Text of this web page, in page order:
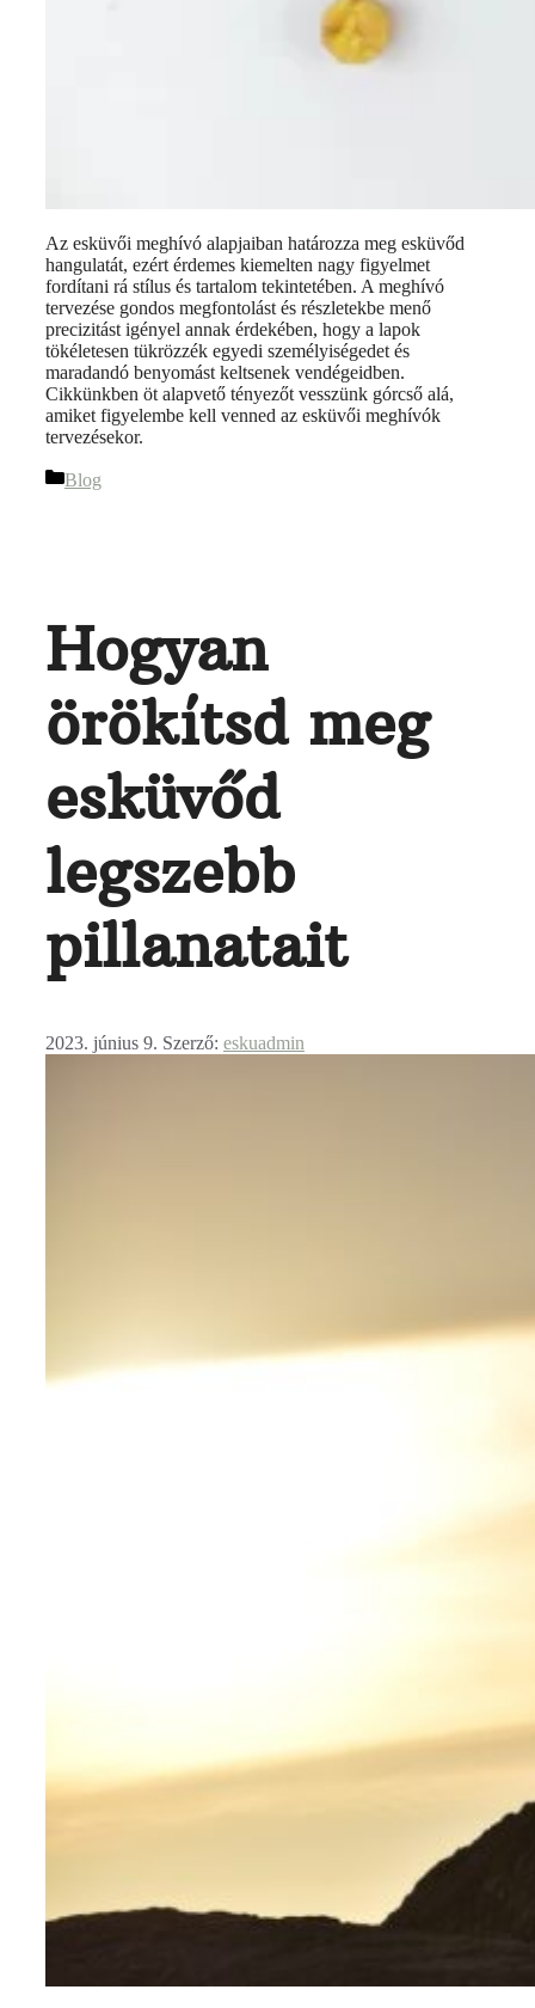
Az esküvői meghívó alapjaiban határozza meg esküvőd
hangulatát, ezért érdemes kiemelten nagy figyelmet
fordítani rá stílus és tartalom tekintetében. A meghívó
tervezése gondos megfontolást és részletekbe menő
precizitást igényel annak érdekében, hogy a lapok
tökéletesen tükrözzék egyedi személyiségedet és
maradandó benyomást keltsenek vendégeidben.
Cikkünkben öt alapvető tényezőt vesszünk górcső alá,
amiket figyelembe kell venned az esküvői meghívók
tervezésekor.
Blog
Hogyan
örökítsd meg
esküvőd
legszebb
pillanatait
2023. június 9. Szerző: eskuadmin